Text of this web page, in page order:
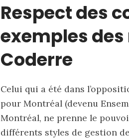
Respect des
exemples
Coderre
Celui qui a été dans
pour Montréal (devenu
Montréal, ne prenne le
différents styles de gestion